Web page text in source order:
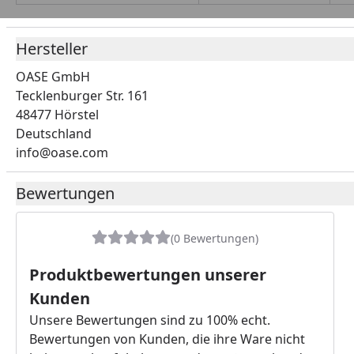
Hersteller
OASE GmbH
Tecklenburger Str. 161
48477 Hörstel
Deutschland
info@oase.com
Bewertungen
(0 Bewertungen)
Produktbewertungen unserer
Kunden
Unsere Bewertungen sind zu 100% echt.
Bewertungen von Kunden, die ihre Ware nicht